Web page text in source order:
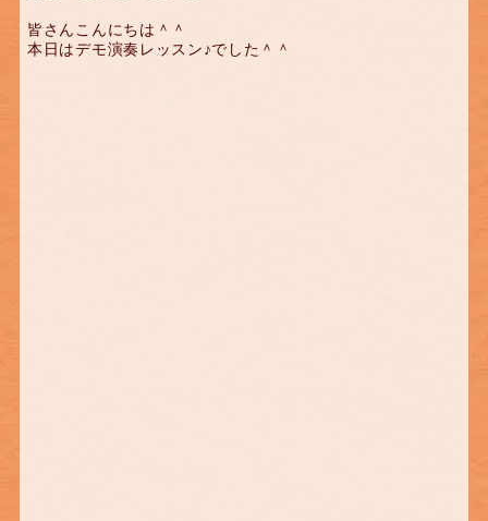
皆さんこんにちは＾＾
本日はデモ演奏レッスン♪でした＾＾